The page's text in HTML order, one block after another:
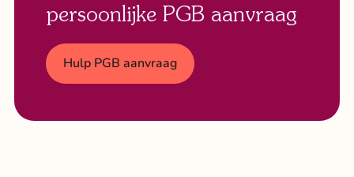
persoonlijke PGB aanvraag
Hulp PGB aanvraag